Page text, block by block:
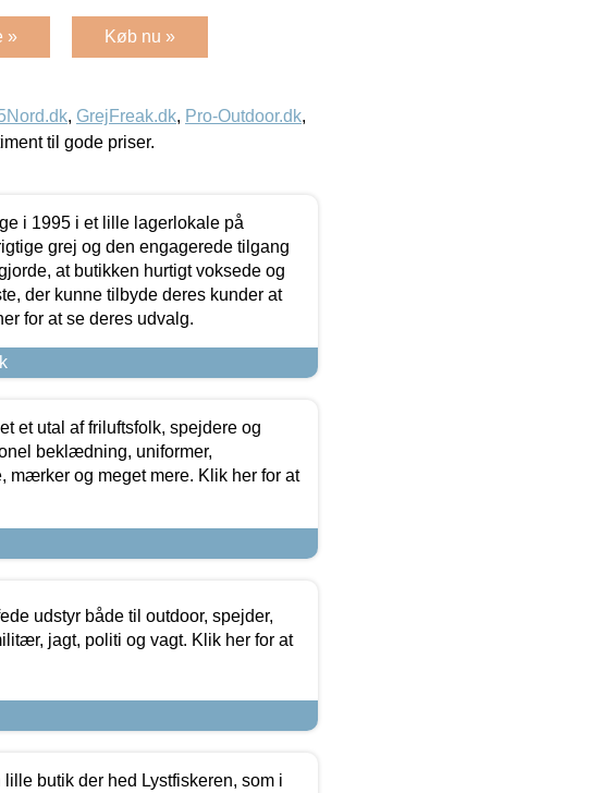
» Køb nu »
, GrejFreak.dk, Pro-Outdoor.dk,
til gode priser.
i 1995 i et lille lagerlokale på
grej og den engagerede tilgang
at butikken hurtigt voksede og
der kunne tilbyde deres kunder at
for at se deres udvalg.
et utal af friluftsfolk, spejdere og
beklædning, uniformer,
mærker og meget mere. Klik her for at
udstyr både til outdoor, spejder,
jagt, politi og vagt. Klik her for at
butik der hed Lystfiskeren, som i